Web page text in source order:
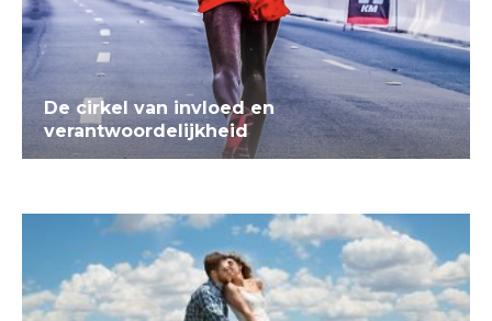
De cirkel van invloed en
verantwoordelijkheid